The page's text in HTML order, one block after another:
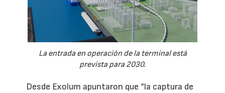
La entrada en operación de la terminal está
prevista para 2030.
Desde Exolum apuntaron que “la captura de